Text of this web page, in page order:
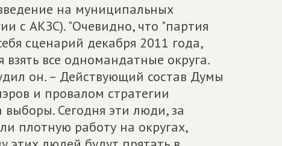
на муниципальных
с АКЗС). "Очевидно, что "партия
сценарий декабря 2011 года,
все одномандатные округа.
он. – Действующий состав Думы
и провалом стратегии
Сегодня эти люди, за
плотную работу на округах,